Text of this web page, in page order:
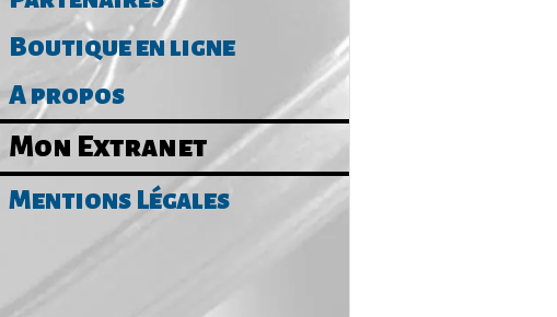
Boutique en ligne
A propos
Mon Extranet
Mentions Légales